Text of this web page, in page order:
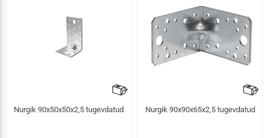
Nurgik 90x50x50x2,5 tugevdatud Nurgik 90x90x65x2,5 tugevdatud